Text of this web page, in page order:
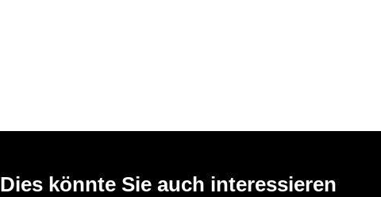
Dies könnte Sie auch interessieren